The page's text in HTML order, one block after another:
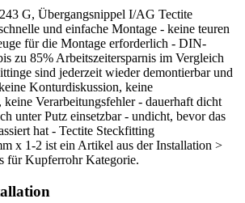
G, Übergangsnippel I/AG Tectite
und einfache Montage - keine teuren
für die Montage erforderlich - DIN-
zu 85% Arbeitszeitersparnis im Vergleich
sind jederzeit wieder demontierbar und
Konturdiskussion, keine
keine Verarbeitungsfehler - dauerhaft dicht
unter Putz einsetzbar - undicht, bevor das
hat - Tectite Steckfitting
x 1-2 ist ein Artikel aus der Installation >
für Kupferrohr Kategorie.